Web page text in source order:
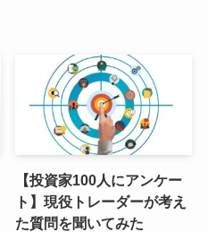
【投資家100人にアンケー
ト】現役トレーダーが考え
た質問を聞いてみた